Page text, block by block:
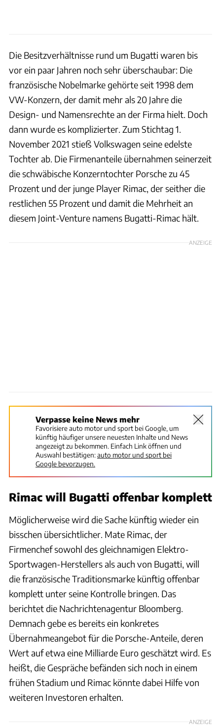
Die Besitzverhältnisse rund um Bugatti waren bis
vor ein paar Jahren noch sehr überschaubar: Die
französische Nobelmarke gehörte seit 1998 dem
VW-Konzern, der damit mehr als 20 Jahre die
Design- und Namensrechte an der Firma hielt. Doch
dann wurde es komplizierter. Zum Stichtag 1.
November 2021 stieß Volkswagen seine edelste
Tochter ab. Die Firmenanteile übernahmen seinerzeit
die schwäbische Konzerntochter Porsche zu 45
Prozent und der junge Player Rimac, der seither die
restlichen 55 Prozent und damit die Mehrheit an
diesem Joint-Venture namens Bugatti-Rimac hält.
ANZEIGE
Verpasse keine News mehr
Favorisiere auto motor und sport bei Google, um
künftig häufiger unsere neuesten Inhalte und News
angezeigt zu bekommen. Einfach Link öffnen und
Auswahl bestätigen:auto motor und sport bei
Google bevorzugen.
Rimac will Bugatti offenbar komplett
Möglicherweise wird die Sache künftig wieder ein
bisschen übersichtlicher. Mate Rimac, der
Firmenchef sowohl des gleichnamigen Elektro-
Sportwagen-Herstellers als auch von Bugatti, will
die französische Traditionsmarke künftig offenbar
komplett unter seine Kontrolle bringen. Das
berichtet die Nachrichtenagentur Bloomberg.
Demnach gebe es bereits ein konkretes
Übernahmeangebot für die Porsche-Anteile, deren
Wert auf etwa eine Milliarde Euro geschätzt wird. Es
heißt, die Gespräche befänden sich noch in einem
frühen Stadium und Rimac könnte dabei Hilfe von
weiteren Investoren erhalten.
ANZEIGE